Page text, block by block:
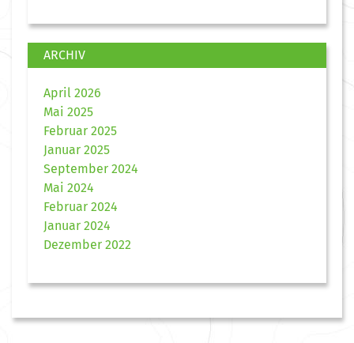
ARCHIV
April 2026
Mai 2025
Februar 2025
Januar 2025
September 2024
Mai 2024
Februar 2024
Januar 2024
Dezember 2022